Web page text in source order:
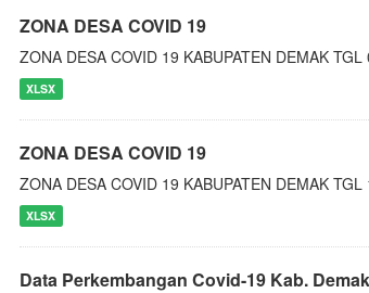
ZONA DESA COVID 19
ZONA DESA COVID 19 KABUPATEN DEMAK
XLSX
ZONA DESA COVID 19
ZONA DESA COVID 19 KABUPATEN DEMAK
XLSX
Data Perkembangan Covid-19 Kab. Demak